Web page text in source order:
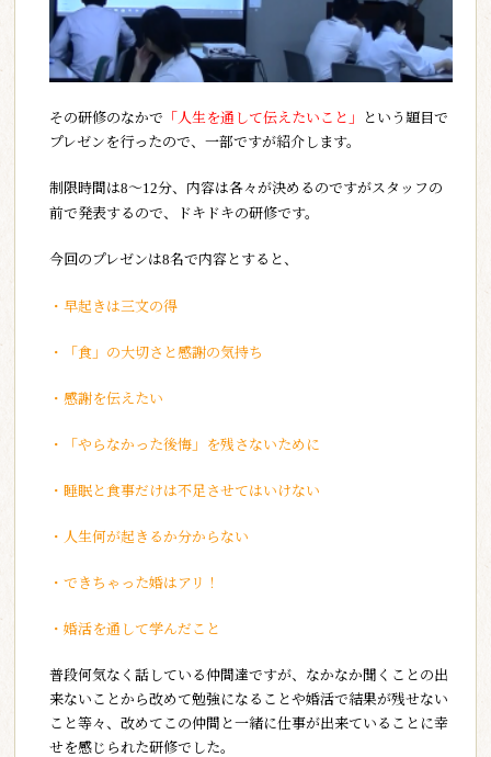
その研修のなかで 「人生を通して伝えたいこと」 という題目で
プレゼンを行ったので、一部ですが紹介します。
制限時間は8～12分、内容は各々が決めるのですがスタッフの
前で発表するので、ドキドキの研修です。
今回のプレゼンは8名で内容とすると、
・早起きは三文の得
・「食」の大切さと感謝の気持ち
・感謝を伝えたい
・「やらなかった後悔」を残さないために
・睡眠と食事だけは不足させてはいけない
・人生何が起きるか分からない
・できちゃった婚はアリ！
・婚活を通して学んだこと
普段何気なく話している仲間達ですが、なかなか聞くことの出
来ないことから改めて勉強になることや婚活で結果が残せない
こと等々、改めてこの仲間と一緒に仕事が出来ていることに幸
せを感じられた研修でした。